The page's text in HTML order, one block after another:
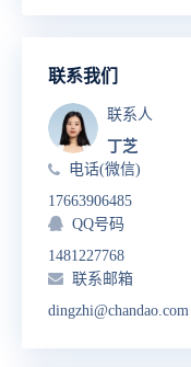
联系我们
联系人
丁芝
电话(微信)
17663906485
QQ号码
1481227768
联系邮箱
dingzhi@chandao.com